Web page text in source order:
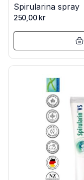
Spirularina spray
250,00 kr